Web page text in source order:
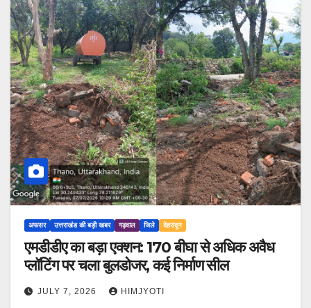
अफसर उत्तराखंड की बड़ी खबर गढ़वाल जिले देहरादून
एमडीडीए का बड़ा एक्शन: 170 बीघा से अधिक अवैध
प्लॉटिंग पर चला बुलडोजर, कई निर्माण सील
JULY 7, 2026 HIMJYOTI